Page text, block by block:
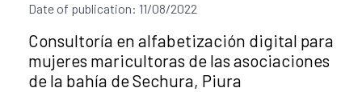
Date of publication: 11/08/2022
Title of the announcement:
Consultoría en alfabetización digital para
mujeres maricultoras de las asociaciones
de la bahía de Sechura, Piura